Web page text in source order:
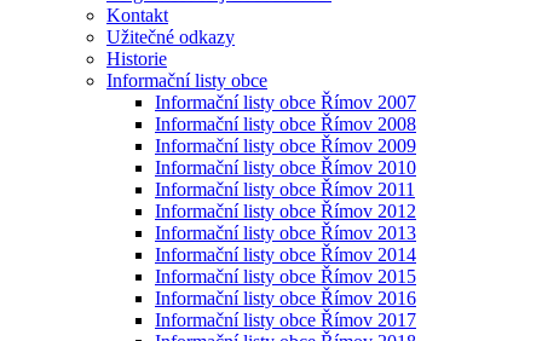
Kontakt
Užitečné odkazy
Historie
Informační listy obce
Informační listy obce Římov 2007
Informační listy obce Římov 2008
Informační listy obce Římov 2009
Informační listy obce Římov 2010
Informační listy obce Římov 2011
Informační listy obce Římov 2012
Informační listy obce Římov 2013
Informační listy obce Římov 2014
Informační listy obce Římov 2015
Informační listy obce Římov 2016
Informační listy obce Římov 2017